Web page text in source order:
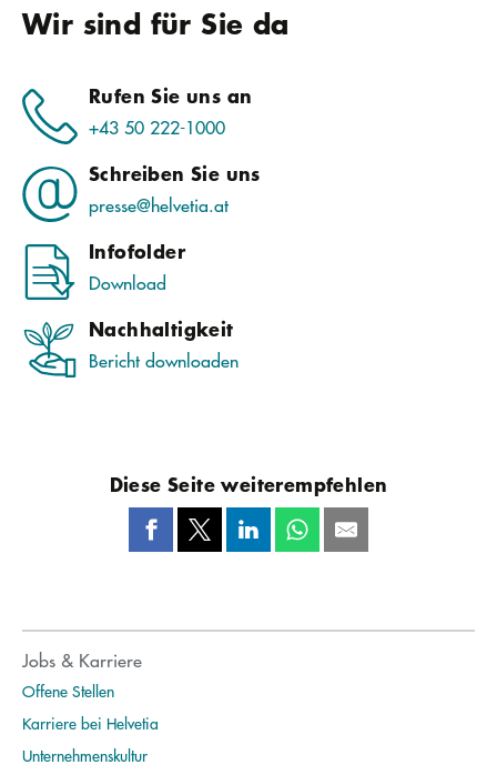
Wir sind für Sie da
Rufen Sie uns an
+43 50 222-1000
Schreiben Sie uns
presse@helvetia.at
Infofolder
Download
Nachhaltigkeit
Bericht downloaden
Diese Seite weiterempfehlen
Jobs & Karriere
Offene Stellen
Karriere bei Helvetia
Unternehmenskultur